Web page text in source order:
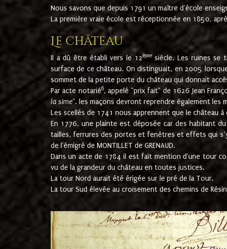
Nous savons que depuis 1791 un maître d'école
La première vraie école est réceptionnée en 1850,
Le château
Il a dû être établi vers le 12èmesiècle. Les ruines se
surface de ce château. On distinguait, en 2005
sommet de la petite porte du château qui donnait
Par acte notarié6, appelé "prix fait" de 1626 Jean
la sime". les maçons devront reprendre également les
Les scellés de 1741 nous apprennent que le château
En 1776, une plainte est déposée car des habitant
tailles, ferrures des portes et fenêtres et effets qui
de l'émigré de MONTILLET de GRENAUD.
Dans un acte de 1784 il est fait mention d'une tour
vu de la grandeur du château en toutes justices.
La tour Nord aurait été érigée sur le pré de la Tour.
La tour Sud élevée au croisement des chemins de